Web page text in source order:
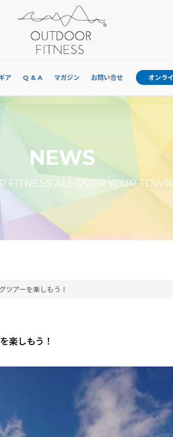
ア Q & A マガジン お問い合せ オンラ
NEWS
FITNESS ALL OVER YOUR TOWN
ツアーを楽しもう！
楽しもう！